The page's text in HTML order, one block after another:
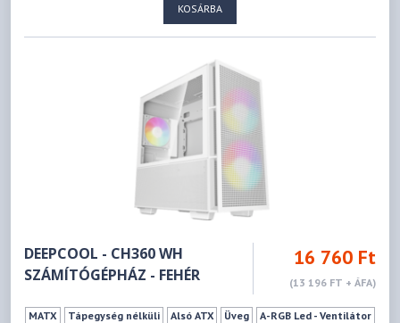
KOSÁRBA
DEEPCOOL - CH360 WH
SZÁMÍTÓGÉPHÁZ - FEHÉR
16 760 Ft
(13 196 FT + ÁFA)
MATX Tápegység nélküli Alsó ATX Üveg
A-RGB Led - Ventilátor